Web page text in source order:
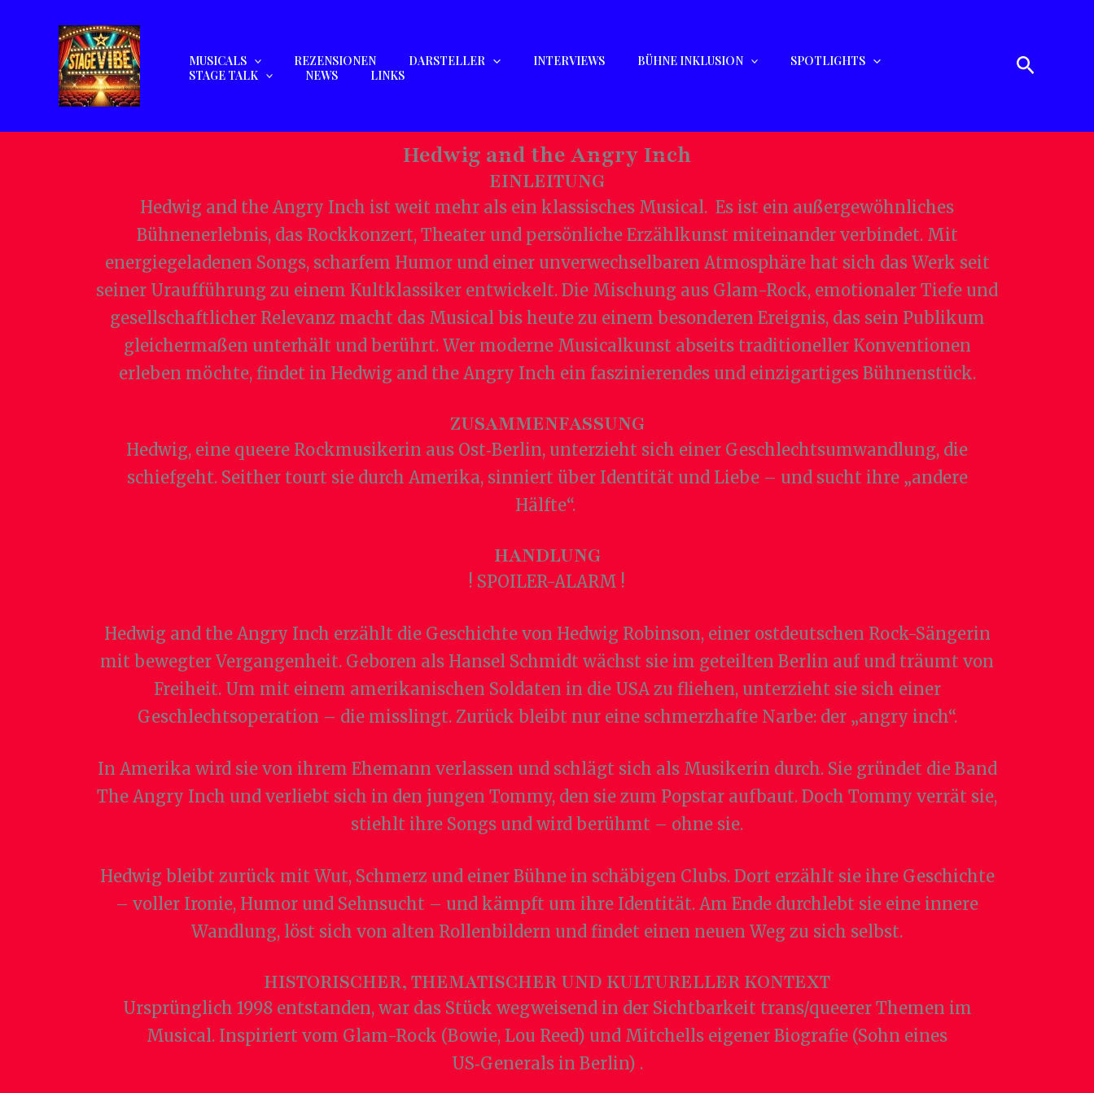
MUSICALS REZENSIONEN DARSTELLER INTERVIEWS BÜHNE INKLUSION
SPOTLIGHTS
STAGE TALK
NEWS LINKS Suchen
Hedwig and the Angry Inch
EINLEITUNG
Hedwig and the Angry Inch ist weit mehr als ein klassisches Musical. Es ist ein außergewöhnliches
Bühnenerlebnis, das Rockkonzert, Theater und persönliche Erzählkunst miteinander verbindet. Mit
energiegeladenen Songs, scharfem Humor und einer unverwechselbaren Atmosphäre hat sich das Werk seit
seiner Uraufführung zu einem Kultklassiker entwickelt. Die Mischung aus Glam-Rock, emotionaler Tiefe und
gesellschaftlicher Relevanz macht das Musical bis heute zu einem besonderen Ereignis, das sein Publikum
gleichermaßen unterhält und berührt. Wer moderne Musicalkunst abseits traditioneller Konventionen
erleben möchte, findet in Hedwig and the Angry Inch ein faszinierendes und einzigartiges Bühnenstück.
ZUSAMMENFASSUNG
Hedwig, eine queere Rockmusikerin aus Ost‑Berlin, unterzieht sich einer Geschlechtsumwandlung, die
schiefgeht. Seither tourt sie durch Amerika, sinniert über Identität und Liebe – und sucht ihre „andere
Hälfte“.
HANDLUNG
! SPOILER-ALARM !
Hedwig and the Angry Inch erzählt die Geschichte von Hedwig Robinson, einer ostdeutschen Rock-Sängerin
mit bewegter Vergangenheit. Geboren als Hansel Schmidt wächst sie im geteilten Berlin auf und träumt von
Freiheit. Um mit einem amerikanischen Soldaten in die USA zu fliehen, unterzieht sie sich einer
Geschlechtsoperation – die misslingt. Zurück bleibt nur eine schmerzhafte Narbe: der „angry inch“.
In Amerika wird sie von ihrem Ehemann verlassen und schlägt sich als Musikerin durch. Sie gründet die Band
The Angry Inch und verliebt sich in den jungen Tommy, den sie zum Popstar aufbaut. Doch Tommy verrät sie,
stiehlt ihre Songs und wird berühmt – ohne sie.
Hedwig bleibt zurück mit Wut, Schmerz und einer Bühne in schäbigen Clubs. Dort erzählt sie ihre Geschichte
– voller Ironie, Humor und Sehnsucht – und kämpft um ihre Identität. Am Ende durchlebt sie eine innere
Wandlung, löst sich von alten Rollenbildern und findet einen neuen Weg zu sich selbst.
HISTORISCHER, THEMATISCHER UND KULTURELLER KONTEXT
Ursprünglich 1998 entstanden, war das Stück wegweisend in der Sichtbarkeit trans/queerer Themen im
Musical. Inspiriert vom Glam-Rock (Bowie, Lou Reed) und Mitchells eigener Biografie (Sohn eines
US‑Generals in Berlin) .